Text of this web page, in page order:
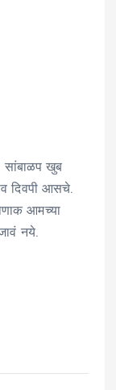
सांबाळप खुब
दिवपी आसचे.
आमच्या
नये.